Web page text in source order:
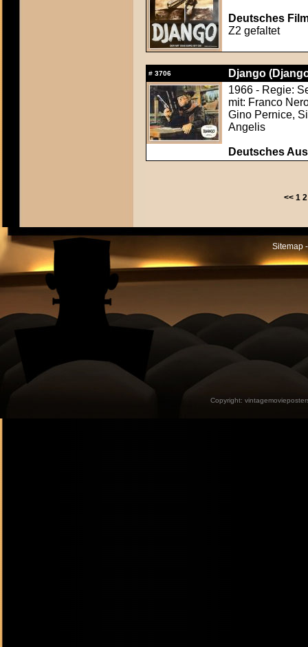
Deutsches
Z2 gefaltet
# 3706
Django
1966 - Regie:
mit: Franco
Gino Pernice,
Angelis
Deutsches
<< 1 2
Sitemap
Copyright: